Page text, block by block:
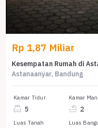
Rp 1,87 Miliar
Astanaanyar, Bandung
Kamar Tidur
5
Kamar
2
Luas Tanah Luas